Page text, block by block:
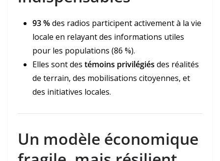
93 %des radios participent activement à la vie
locale en relayant des informations utiles
pour les populations (86 %).
Elles sont des témoins privilégiés des réalités
de terrain, des mobilisations citoyennes, et
des initiatives locales.
Un modèle économique